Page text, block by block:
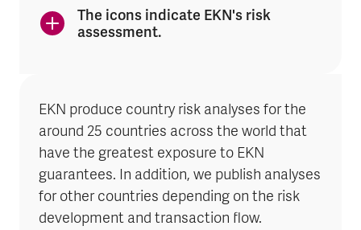
The icons indicate EKN's risk
assessment.
EKN produce country risk analyses for the
around 25 countries across the world that
have the greatest exposure to EKN
guarantees. In addition, we publish analyses
for other countries depending on the risk
development and transaction flow.